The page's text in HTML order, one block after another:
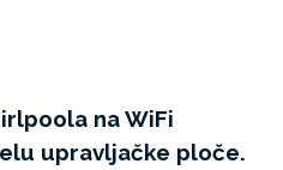
na WiFi
upravljačke ploče.